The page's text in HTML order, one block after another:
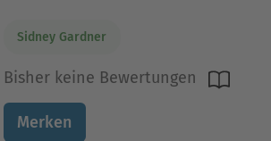
Sidney Gardner
Bisher keine Bewertungen
Merken